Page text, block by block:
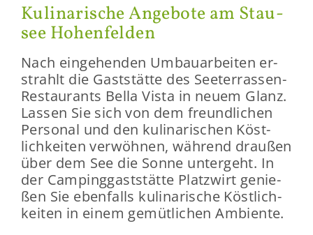
Ku­li­na­ri­sche An­ge­bo­te am Stau­
see Ho­hen­fel­den
Nach ein­ge­hen­den Um­bau­ar­bei­ten er­
strahlt die Gast­stät­te des Seeterrassen-​
Restaurants Bella Vista in neuem Glanz.
Las­sen Sie sich von dem freund­li­chen
Per­so­nal und den ku­li­na­ri­schen Köst­
lich­kei­ten ver­wöh­nen, wäh­rend drau­ßen
über dem See die Sonne un­ter­geht. In
der Cam­ping­gast­stät­te Platz­wirt ge­nie­
ßen Sie eben­falls ku­li­na­ri­sche Köst­lich­
kei­ten in einem ge­müt­li­chen Am­bi­en­te.